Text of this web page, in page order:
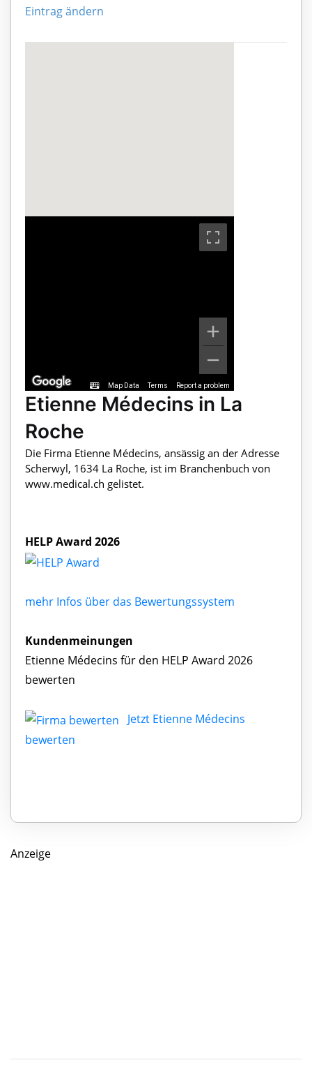
Eintrag ändern
Map Data Terms Report a problem
Etienne Médecins in La
Roche
Die Firma Etienne Médecins, ansässig an der Adresse
Scherwyl, 1634 La Roche, ist im Branchenbuch von
www.medical.ch gelistet.
HELP Award 2026
mehr Infos über das Bewertungssystem
Kundenmeinungen
Etienne Médecins für den HELP Award 2026
bewerten
Jetzt Etienne Médecins
bewerten
Anzeige